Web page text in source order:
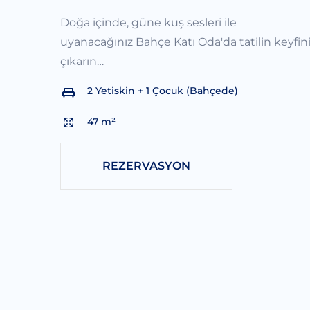
Doğa içinde, güne kuş sesleri ile
uyanacağınız Bahçe Katı Oda'da tatilin keyfini
çıkarın…
2 Yetiskin + 1 Çocuk (Bahçede)
47 m²
REZERVASYON